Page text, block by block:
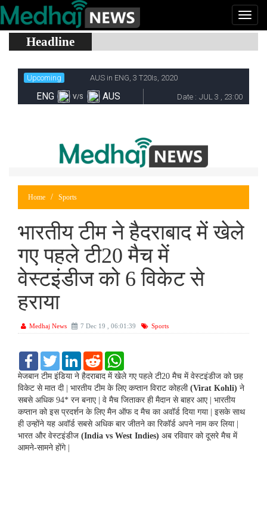
Headline
Home Sports
भारतीय टीम ने हैदराबाद में खेले
गए पहले टी20 मैच में
वेस्टइंडीज को 6 विकेट से
हराया
Medhaj News 7 Dec 19 , 06:01:39 Sports
F
c
e
b
o
o
k
T
i
t
t
e
r
L
n
k
d
I
n
R
d
d
i
t
a
t
s
A
p
p
मेजबान टीम इंडिया ने हैदराबाद में खेले गए पहले टी20 मैच में वेस्टइंडीज को छह
विकेट से मात दी | भारतीय टीम के लिए कप्तान विराट कोहली (Virat Kohli) ने
सबसे अधिक 94* रन बनाए | वे मैच जिताकर ही मैदान से बाहर आए | भारतीय
कप्तान को इस प्रदर्शन के लिए मैन ऑफ द मैच का अवॉर्ड दिया गया | इसके साथ
ही उन्होंने यह अवॉर्ड सबसे अधिक बार जीतने का रिकॉर्ड अपने नाम कर लिया |
भारत और वेस्टइंडीज (India vs West Indies) अब रविवार को दूसरे मैच में
आमने-सामने होंगे |